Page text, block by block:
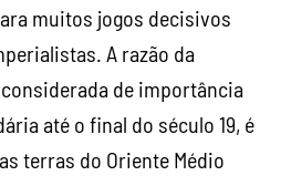
muitos jogos decisivos
A razão da
de importância
até o final do século 19, é
terras do Oriente Médio